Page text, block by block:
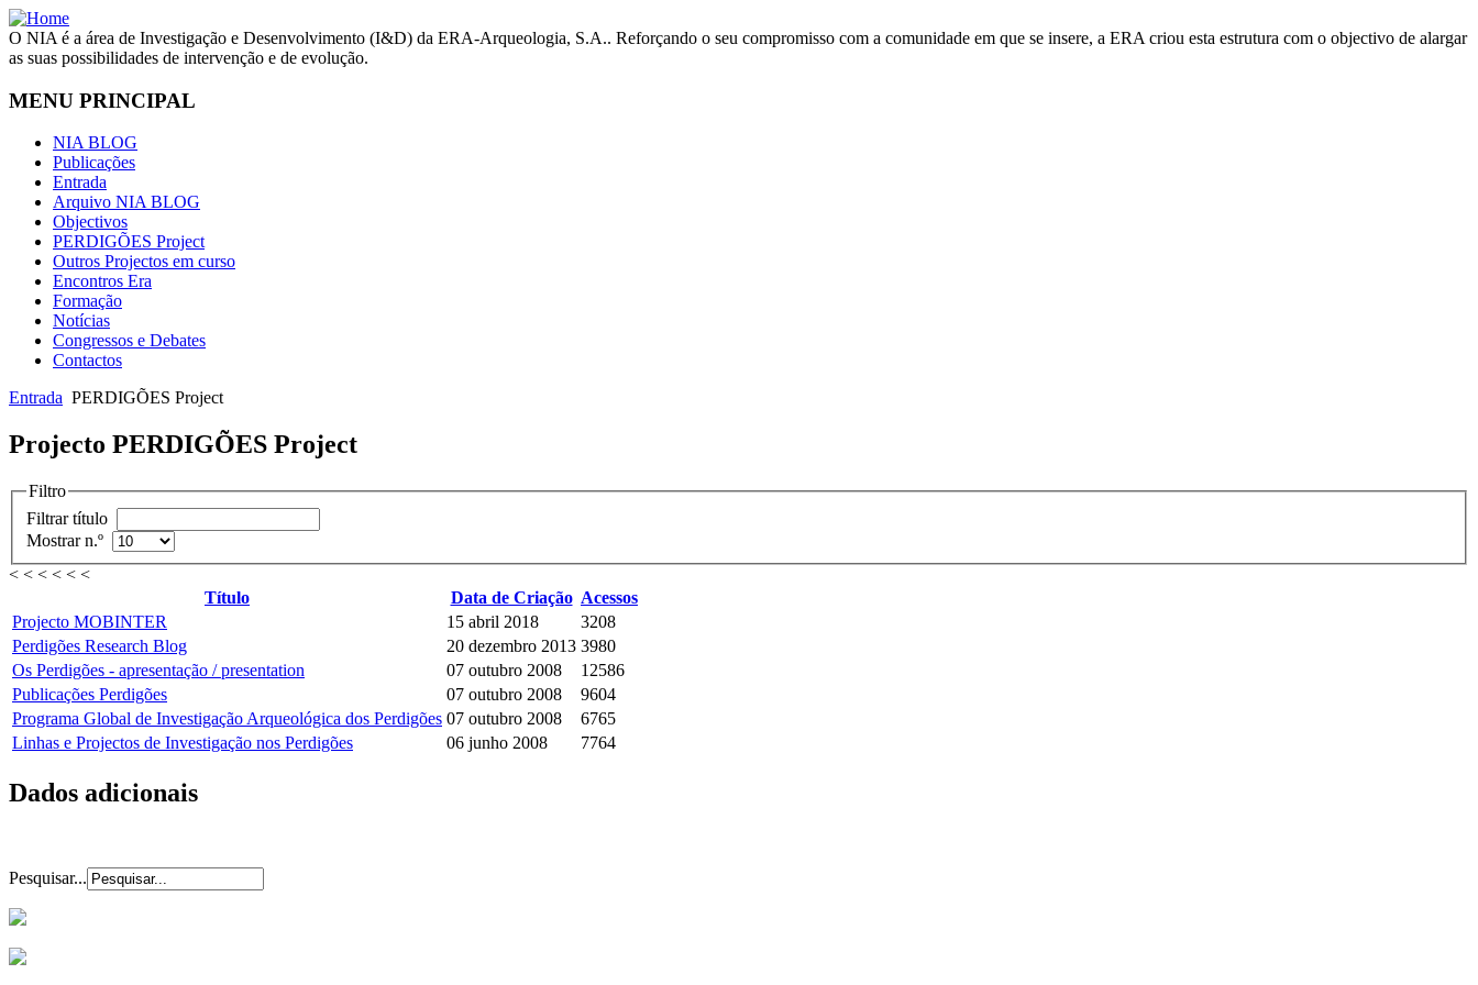
O NIA é a área de Investigação e Desenvolvimento (I&D) da ERA-Arqueologia, S.A.. Reforçando o seu compromisso com a comunidade em que se insere, a ERA criou esta estrutura com o objectivo de alargar
as suas possibilidades de intervenção e de evolução.
MENU PRINCIPAL
NIA BLOG
Publicações
Entrada
Arquivo NIA BLOG
Objectivos
PERDIGÕES Project
Outros Projectos em curso
Encontros Era
Formação
Notícias
Congressos e Debates
Contactos
Entrada PERDIGÕES Project
Projecto PERDIGÕES Project
Filtro
Filtrar título
Mostrar n.º
< < < < < <
Título
Data de Criação Acessos
Projecto MOBINTER
15 abril 2018
3208
Perdigões Research Blog
20 dezembro 2013 3980
Os Perdigões - apresentação / presentation
07 outubro 2008
12586
Publicações Perdigões
07 outubro 2008
9604
Programa Global de Investigação Arqueológica dos Perdigões 07 outubro 2008
6765
Linhas e Projectos de Investigação nos Perdigões
06 junho 2008 7764
Dados adicionais
Pesquisar...